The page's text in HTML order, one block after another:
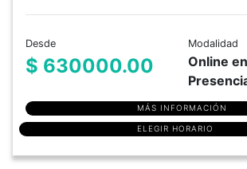
Desde
$ 630000.00
Modalidad
Online
MÁS INFORMACIÓN
ELEGIR HORARIO